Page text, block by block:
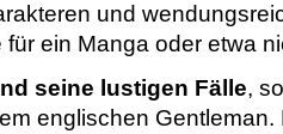
und
ein Manga oder etwa
seine lustigen Fälle,
englischen Gentleman.